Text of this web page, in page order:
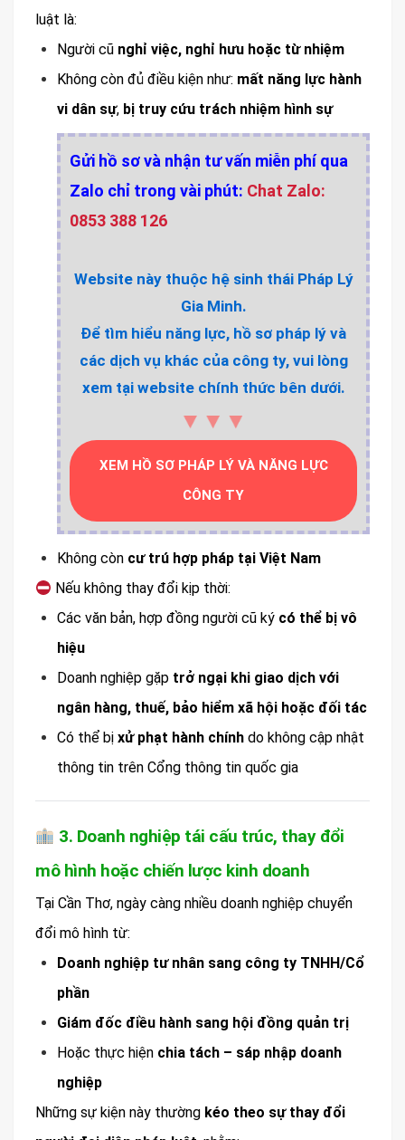
luật là:
Người cũ nghỉ việc, nghỉ hưu hoặc từ nhiệm
Không còn đủ điều kiện như: mất năng lực hành
vi dân sự, bị truy cứu trách nhiệm hình sự
Gửi hồ sơ và nhận tư vấn miễn phí qua
Zalo chỉ trong vài phút: Chat Zalo:
0853 388 126
Website này thuộc hệ sinh thái Pháp Lý
Gia Minh.
Để tìm hiểu năng lực, hồ sơ pháp lý và
các dịch vụ khác của công ty, vui lòng
xem tại website chính thức bên dưới.
▼▼▼
XEM HỒ SƠ PHÁP LÝ VÀ NĂNG LỰC
CÔNG TY
Không còn cư trú hợp pháp tại Việt Nam
Nếu không thay đổi kịp thời:
Các văn bản, hợp đồng người cũ ký có thể bị vô
hiệu
Doanh nghiệp gặp trở ngại khi giao dịch với
ngân hàng, thuế, bảo hiểm xã hội hoặc đối tác
Có thể bị xử phạt hành chính do không cập nhật
thông tin trên Cổng thông tin quốc gia
3. Doanh nghiệp tái cấu trúc, thay đổi
mô hình hoặc chiến lược kinh doanh
Tại Cần Thơ, ngày càng nhiều doanh nghiệp chuyển
đổi mô hình từ:
Doanh nghiệp tư nhân sang công ty TNHH/Cổ
phần
Giám đốc điều hành sang hội đồng quản trị
Hoặc thực hiện chia tách – sáp nhập doanh
nghiệp
Những sự kiện này thường kéo theo sự thay đổi